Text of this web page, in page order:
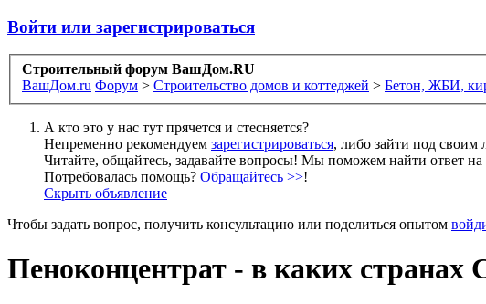
Войти или зарегистрироваться
Строительный форум ВашДом.RU
ВашДом.ru Форум > Строительство домов и коттеджей > Бетон, ЖБИ,
А кто это у нас тут прячется и стесняется?
Непременно рекомендуем зарегистрироваться, либо зайти под своим
Читайте, общайтесь, задавайте вопросы! Мы поможем найти ответ
Потребовалась помощь? Обращайтесь >>!
Скрыть объявление
Чтобы задать вопрос, получить консультацию или поделиться опытом
Пеноконцентрат - в каких странах